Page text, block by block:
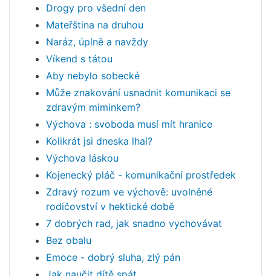
Drogy pro všední den
Mateřština na druhou
Naráz, úplně a navždy
Víkend s tátou
Aby nebylo sobecké
Může znakování usnadnit komunikaci se
zdravým miminkem?
Výchova : svoboda musí mít hranice
Kolikrát jsi dneska lhal?
Výchova láskou
Kojenecký pláč - komunikační prostředek
Zdravý rozum ve výchově: uvolněné
rodičovství v hektické době
7 dobrých rad, jak snadno vychovávat
Bez obalu
Emoce - dobrý sluha, zlý pán